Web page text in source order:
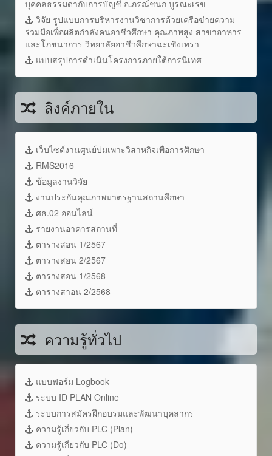
บุคคลธรรมดากับการบัญชี อ.ภรณ์ชนก บูรณะเรข
วิจัย รูปแบบการบริหารงานวิชาการด้วยเครือข่ายความ
ร่วมมือเพื่อผลิตกำลังคนอาชีวศึกษา คุณภาพสูง สาขาอาหาร
และโภชนาการ วิทยาลัยอาชีวศึกษาฉะเชิงเทรา
แบบสรุปการดำเนินโครงการภายใต้การนิเทศ
ลิงค์ภายใน
เว็บไซต์งานศูนย์บ่มเพาะวิสาหกิจเพื่อการศึกษา
RMS2016
ข้อมูลงานวิจัย
งานประกันคุณภาพมาตรฐานสถานศึกษา
ศธ.02 ออนไลน์
รายงานอาคารสถานที่
ตารางสอน 1/2567
ตารางสอน 2/2567
ตารางสอน 1/2568
ตารางสาอน 2/2568
ความรู้ทั่วไป
แบบฟอร์ม Logbook
ระบบ ID PLAN Online
ระบบการสมัครฝึกอบรมและพัฒนาบุคลากร
ความรู้เกี่ยวกับ PLC (Plan)
ความรู้เกี่ยวกับ PLC (Do)